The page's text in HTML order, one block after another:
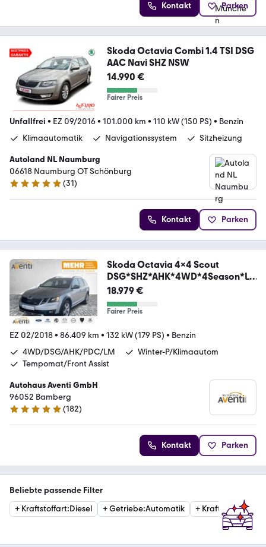
Kontakt Parken
Skoda Octavia Combi 1.4 TSI DSG
AAC Navi SHZ NSW
14.990 €
Fairer Preis
Unfallfrei • EZ 09/2016• 101.000 km • 110 kW (150 PS) • Benzin
Klimaautomatik
Navigationssystem Sitzheizung
Autoland NL Naumburg
06618 Naumburg OT Schönburg
5 Sterne
(31)
Kontakt Parken
Skoda Octavia 4x4 Scout
DSG*SHZ*AHK*4WD*4Season*L
MF*PD
18.979 €
Fairer Preis
EZ 02/2018• 86.409 km • 132 kW (179 PS) • Benzin
4WD/DSG/AHK/PDC/LM
Winter-P/Klimaautom
Tempomat/Front Assist
Autohaus Aventi GmbH
96052 Bamberg
4.8 Sterne
(182)
Kontakt Parken
Beliebte passende Filter
+ Kraftstoffart:Diesel +Getriebe:Automatik + Kraftstoffart: